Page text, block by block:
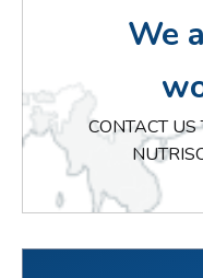
We
CONTACT US